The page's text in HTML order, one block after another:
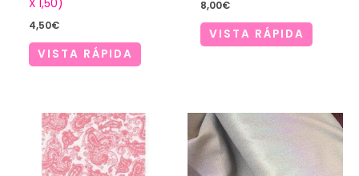
X 1,50)
4,50€
VISTA RÁPIDA
8,00€
VISTA RÁPIDA